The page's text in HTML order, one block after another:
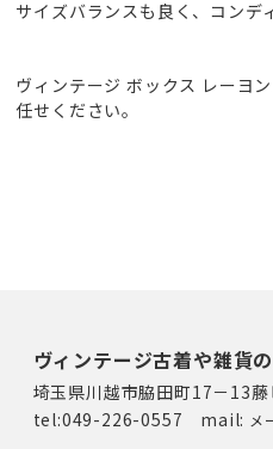
サイズバランスも良く、コンデ
ヴィンテージ ボックス レーヨ
任せください。
ヴィンテージ古着や雑貨
埼玉県川越市脇田町17－13藤
tel:049-226-0557 mail: メ